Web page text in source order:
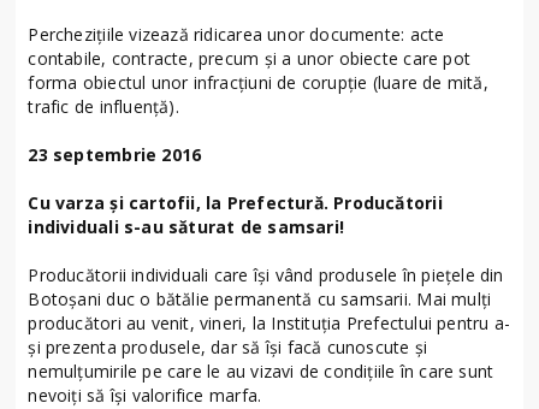
Percheziţiile vizează ridicarea unor documente: acte
contabile, contracte, precum şi a unor obiecte care pot
forma obiectul unor infracţiuni de corupţie (luare de mită,
trafic de influenţă).
23 septembrie 2016
Cu varza și cartofii, la Prefectură. Producătorii
individuali s-au săturat de samsari!
Producătorii individuali care își vând produsele în piețele din
Botoșani duc o bătălie permanentă cu samsarii. Mai mulți
producători au venit, vineri, la Instituția Prefectului pentru a-
și prezenta produsele, dar să își facă cunoscute și
nemulțumirile pe care le au vizavi de condițiile în care sunt
nevoiți să își valorifice marfa.